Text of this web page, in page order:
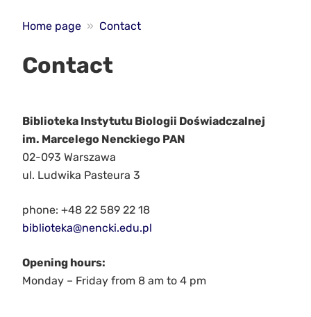
Home page » Contact
Contact
Biblioteka Instytutu Biologii Doświadczalnej
im. Marcelego Nenckiego PAN
02-093 Warszawa
ul. Ludwika Pasteura 3
phone: +48 22 589 22 18
biblioteka@nencki.edu.pl
Opening hours:
Monday – Friday from 8 am to 4 pm